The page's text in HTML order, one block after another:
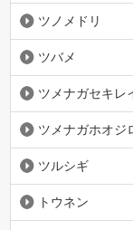
ツノメドリ
ツバメ
ツメナガセキレ
ツメナガホオジ
ツルシギ
トウネン